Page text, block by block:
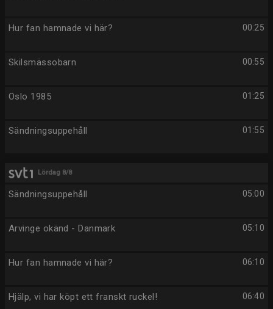
00:25
Hur fan hamnade vi här?
00:55
Skilsmässobarn
01:25
Oslo 1985
01:55
Sändningsuppehåll
Lördag 8/8
05:00
Sändningsuppehåll
05:10
Arvinge okänd - Danmark
06:10
Hur fan hamnade vi här?
06:40
Hjälp, vi har köpt ett franskt ruckel!